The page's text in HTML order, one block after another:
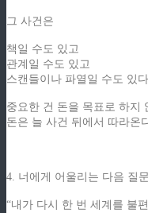
그 사건은
책일 수도 있고
관계일 수도 있고
스캔들이나 파열일 수도 있다
중요한 건 돈을 목표로 하지
돈은 늘 사건 뒤에서 따라온
4. 너에게 어울리는 다음 질
“내가 다시 한 번 세계를 불